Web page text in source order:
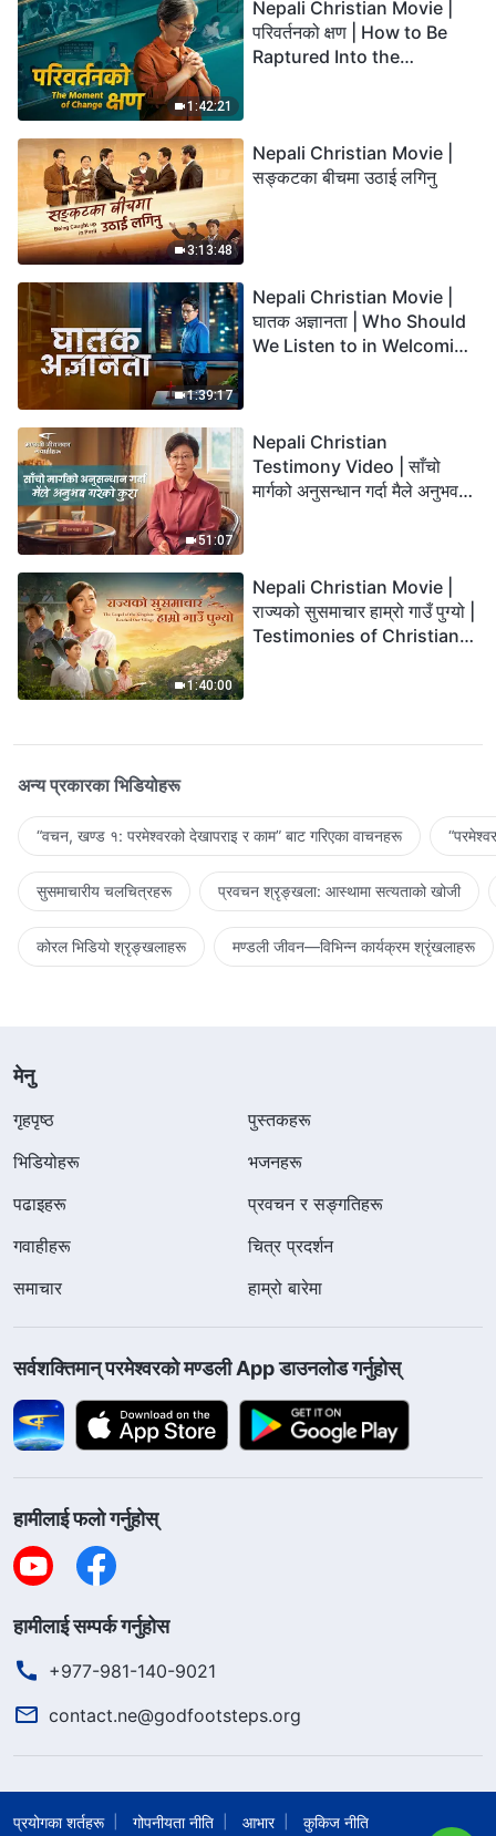
1:42:21
Nepali Christian Movie |
परिवर्तनको क्षण | How to Be
Raptured Into the
3:13:48
Nepali Christian Movie |
सङ्कटका बीचमा उठाई लगिनु
1:39:17
Nepali Christian Movie |
घातक अज्ञानता | Who Should
We Listen to in Welcoming
51:07
Nepali Christian
Testimony Video | साँचो
मार्गको अनुसन्धान गर्दा मैले अनुभव
1:40:00
Nepali Christian Movie |
राज्यको सुसमाचार हाम्रो गाउँ पुग्यो |
Testimonies of Christians
अन्य प्रकारका भिडियोहरू
“वचन, खण्ड १: परमेश्‍वरको देखापराइ र काम” बाट गरिएका वाचनहरू
सुसमाचारीय चलचित्रहरू प्रवचन श्रृङ्खला: आस्थामा सत्यताको खोजी
कोरल भिडियो श्रृङ्खलाहरू मण्डली जीवन—विभिन्‍न कार्यक्रम श्रृंखलाहरू
मेनु
गृहपृष्ठ
पुस्तकहरू
भिडियोहरू
भजनहरू
पढाइहरू
प्रवचन र सङ्गतिहरू
गवाहीहरू
चित्र प्रदर्शन
समाचार
हाम्रो बारेमा
सर्वशक्तिमान्‌ परमेश्‍वरको मण्डली App डाउनलोड गर्नुहोस्
हामीलाई फलो गर्नुहोस्
हामीलाई सम्पर्क गर्नुहोस
+977-981-140-9021
contact.ne@godfootsteps.org
प्रयोगका शर्तहरू गोपनीयता नीति आभार कुकिज नीति